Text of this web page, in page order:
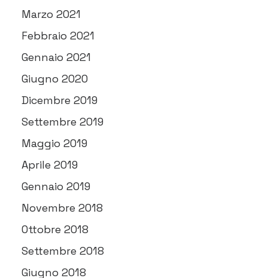
Marzo 2021
Febbraio 2021
Gennaio 2021
Giugno 2020
Dicembre 2019
Settembre 2019
Maggio 2019
Aprile 2019
Gennaio 2019
Novembre 2018
Ottobre 2018
Settembre 2018
Giugno 2018